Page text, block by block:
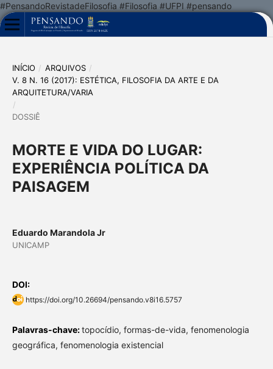
#PensandoRevistadeFilosofia #Filosofia #UFPI #pensando
INÍCIO / ARQUIVOS /
V. 8 N. 16 (2017): ESTÉTICA, FILOSOFIA DA ARTE E DA
ARQUITETURA/VARIA
/
DOSSIÊ
MORTE E VIDA DO LUGAR:
EXPERIÊNCIA POLÍTICA DA
PAISAGEM
Eduardo Marandola Jr
UNICAMP
DOI:
https://doi.org/10.26694/pensando.v8i16.5757
Palavras-chave:topocídio, formas-de-vida, fenomenologia
geográfica, fenomenologia existencial